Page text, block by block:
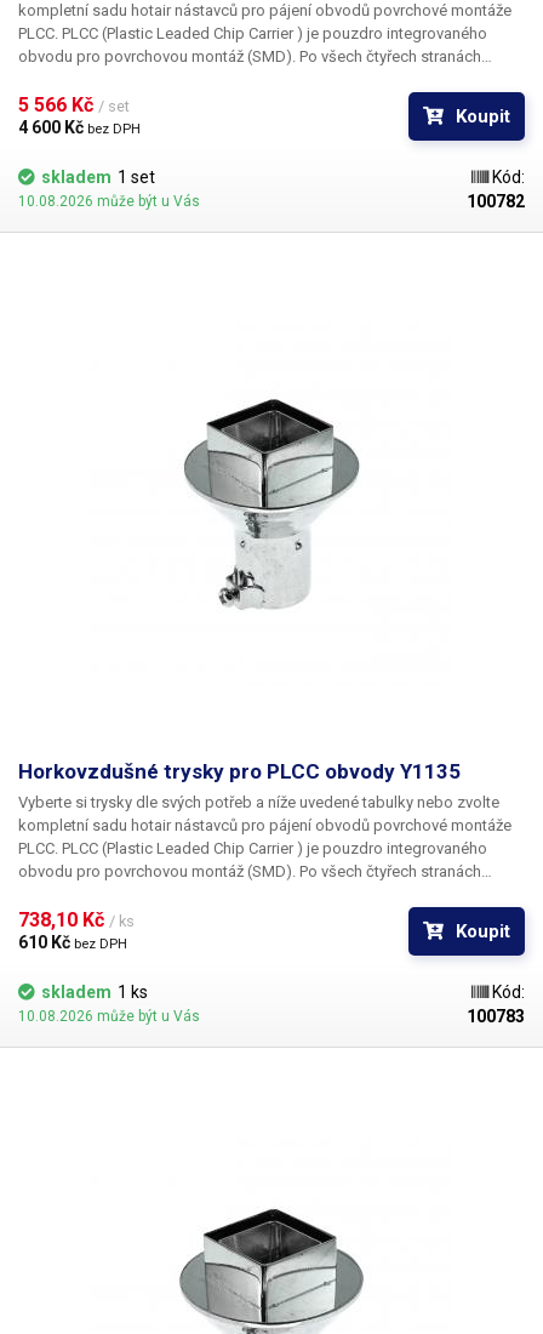
kompletní sadu hotair nástavců pro pájení obvodů povrchové montáže
PLCC. PLCC (Plastic Leaded Chip Carrier ) je pouzdro integrovaného
obvodu pro povrchovou montáž (SMD). Po všech čtyřech stranách
patice nebo přímé letování na plošný spoj.
5 566 Kč / set
4 600 Kč bez DPH
Koupit
skladem 1 set
10.08.2026 může být u Vás
Kód:
100782
Horkovzdušné trysky pro PLCC obvody Y1135
Vyberte si trysky dle svých potřeb a níže uvedené tabulky nebo zvolte
kompletní sadu hotair nástavců pro pájení obvodů povrchové montáže
PLCC. PLCC (Plastic Leaded Chip Carrier ) je pouzdro integrovaného
obvodu pro povrchovou montáž (SMD). Po všech čtyřech stranách
patice nebo přímé letování na plošný spoj. Tryska Y1135 je určena pro
pouzdro PLCC o rozměru 17,5 x 17,5 mm
738,10 Kč / ks
610 Kč bez DPH
Koupit
skladem 1 ks
10.08.2026 může být u Vás
Kód:
100783